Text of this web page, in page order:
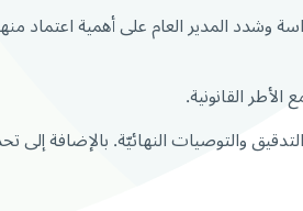
وشدد المدير العام على أهمية اعتماد
القانونية.
والتوصيات النهائيّة. بالإضافة إلى